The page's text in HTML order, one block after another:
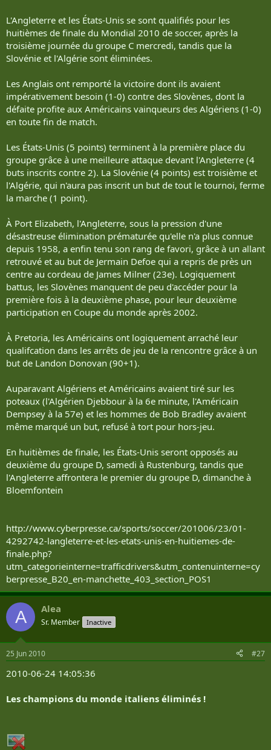
L'Angleterre et les États-Unis se sont qualifiés pour les
huitièmes de finale du Mondial 2010 de soccer, après la
troisième journée du groupe C mercredi, tandis que la
Slovénie et l'Algérie sont éliminées.
Les Anglais ont remporté la victoire dont ils avaient
impérativement besoin (1-0) contre des Slovènes, dont la
défaite profite aux Américains vainqueurs des Algériens (1-0)
en toute fin de match.
Les États-Unis (5 points) terminent à la première place du
groupe grâce à une meilleure attaque devant l'Angleterre (4
buts inscrits contre 2). La Slovénie (4 points) est troisième et
l'Algérie, qui n'aura pas inscrit un but de tout le tournoi, ferme
la marche (1 point).
À Port Elizabeth, l'Angleterre, sous la pression d'une
désastreuse élimination prématurée qu'elle n'a plus connue
depuis 1958, a enfin tenu son rang de favori, grâce à un allant
retrouvé et au but de Jermain Defoe qui a repris de près un
centre au cordeau de James Milner (23e). Logiquement
battus, les Slovènes manquent de peu d'accéder pour la
première fois à la deuxième phase, pour leur deuxième
participation en Coupe du monde après 2002.
À Pretoria, les Américains ont logiquement arraché leur
qualifcation dans les arrêts de jeu de la rencontre grâce à un
but de Landon Donovan (90+1).
Auparavant Algériens et Américains avaient tiré sur les
poteaux (l'Algérien Djebbour à la 6e minute, l'Américain
Dempsey à la 57e) et les hommes de Bob Bradley avaient
même marqué un but, refusé à tort pour hors-jeu.
En huitièmes de finale, les États-Unis seront opposés au
deuxième du groupe D, samedi à Rustenburg, tandis que
l'Angleterre affrontera le premier du groupe D, dimanche à
Bloemfontein
http://www.cyberpresse.ca/sports/soccer/201006/23/01-
4292742-langleterre-et-les-etats-unis-en-huitiemes-de-
finale.php?
utm_categorieinterne=trafficdrivers&utm_contenuinterne=cy
berpresse_B20_en-manchette_403_section_POS1
A Alea
Sr. Member Inactive
25 Jun 2010 #27
2010-06-24 14:05:36
Les champions du monde italiens éliminés !